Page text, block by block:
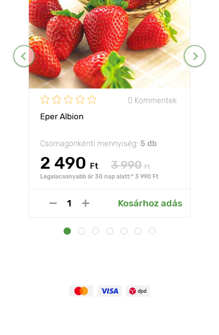
0 Kommentek
Eper Albion
Csomagonkénti mennyiség: 5 db
2 490 Ft 3 990 Ft
Legalacsonyabb ár 30 nap alatt:* 3 990 Ft
Kosárhoz adás